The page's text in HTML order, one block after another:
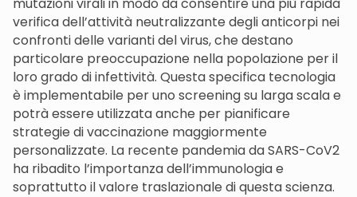
verifica dell’attività neutralizzante degli anticorpi nei
confronti delle varianti del virus, che destano
particolare preoccupazione nella popolazione per il
loro grado di infettività. Questa specifica tecnologia
è implementabile per uno screening su larga scala e
potrà essere utilizzata anche per pianificare
strategie di vaccinazione maggiormente
personalizzate. La recente pandemia da SARS-CoV2
ha ribadito l’importanza dell’immunologia e
soprattutto il valore traslazionale di questa scienza.